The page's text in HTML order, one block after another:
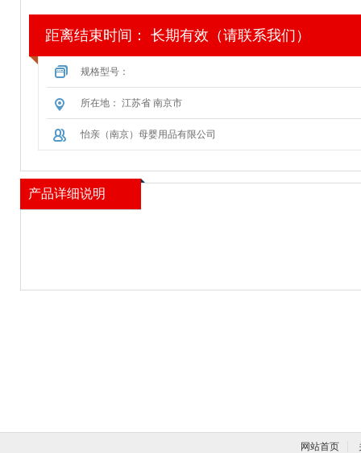
距离结束时间： 长期有效（请联系我们）
规格型号：
所在地： 江苏省 南京市
怡亲（南京）母婴用品有限公司
产品详细说明
网站首页